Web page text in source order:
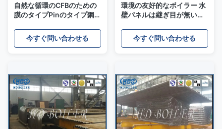
自然な循環のCFBのための
膜のタイプPinのタイプ鋼鉄
今すぐ問い合わせる
環境の友好的なボイラー 水
壁パネルは継ぎ目が無い
今すぐ問い合わせる